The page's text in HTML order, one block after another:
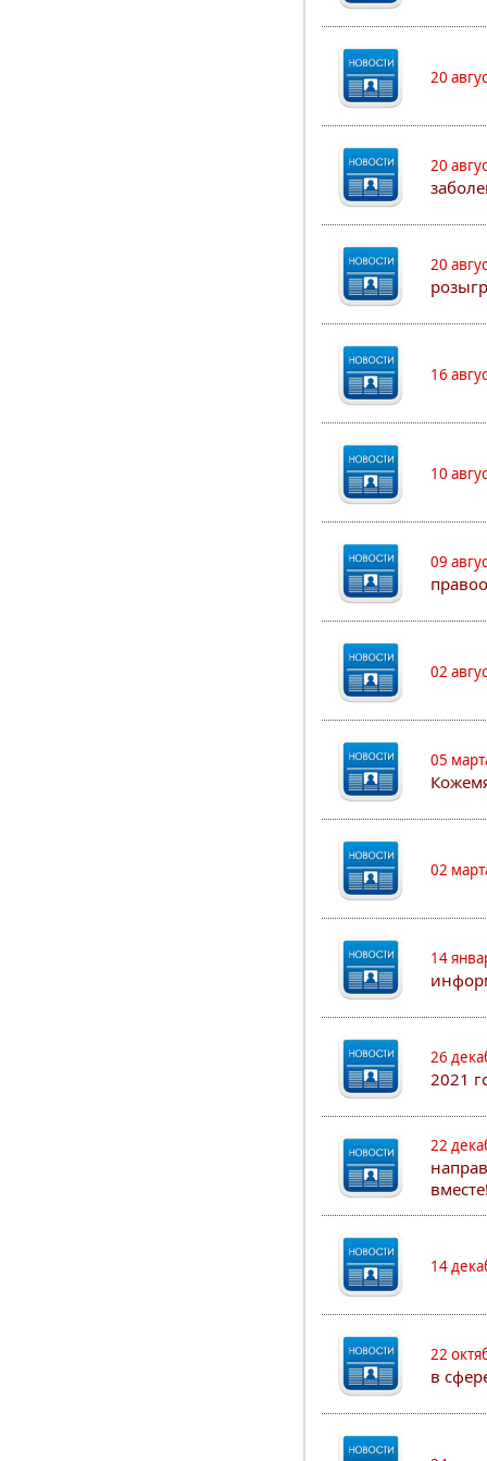
20
20
20
16
10
09
02
05
02
14
26
2021
22
14
22
в